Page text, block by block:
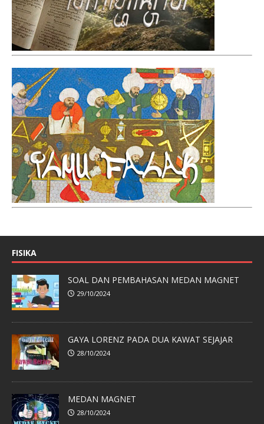
FISIKA
SOAL DAN PEMBAHASAN MEDAN MAGNET
29/10/2024
GAYA LORENZ PADA DUA KAWAT SEJAJAR
28/10/2024
MEDAN MAGNET
28/10/2024